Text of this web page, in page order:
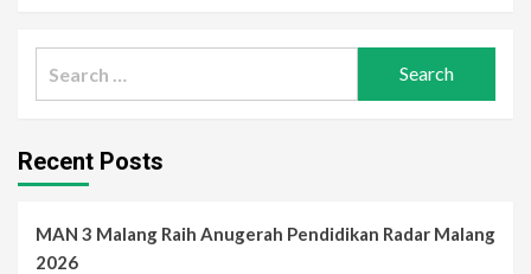
Recent Posts
MAN 3 Malang Raih Anugerah Pendidikan Radar Malang
2026